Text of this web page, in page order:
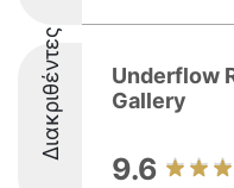
Διακριθέντες
Underflow
Gallery
9.6